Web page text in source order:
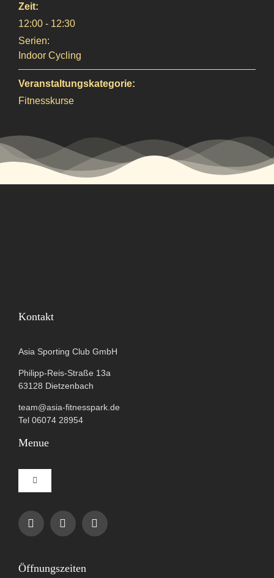
Zeit:
12:00 - 12:30
Serien:
Indoor Cycling
Veranstaltungskategorie:
Fitnesskurse
Kontakt
Asia Sporting Club GmbH
Philipp-Reis-Straße 13a
63128 Dietzenbach
team@asia-fitnesspark.de
Tel 06074 28954
Menue
Toggle
Navigation
Impressum
Öffnungszeiten